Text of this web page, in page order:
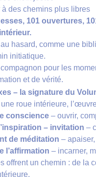
à des chemins plus libres
101 ouvertures,
hasard, comme une
initiatique.
pour les
et de vérité.
– la signature du
roue intérieure,
conscience – ouvrir,
– invitation –
de méditation –
l’affirmation – incarner,
offrent un chemin : de la